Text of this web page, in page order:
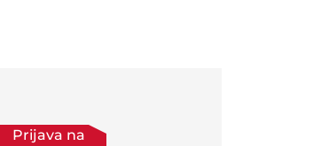
Prijava na